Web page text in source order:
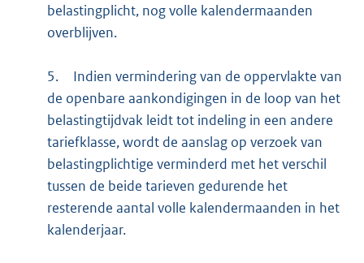
belastingplicht, nog volle kalendermaanden
overblijven.
5.
Indien vermindering van de oppervlakte van
de openbare aankondigingen in de loop van het
belastingtijdvak leidt tot indeling in een andere
tariefklasse, wordt de aanslag op verzoek van
belastingplichtige verminderd met het verschil
tussen de beide tarieven gedurende het
resterende aantal volle kalendermaanden in het
kalenderjaar.